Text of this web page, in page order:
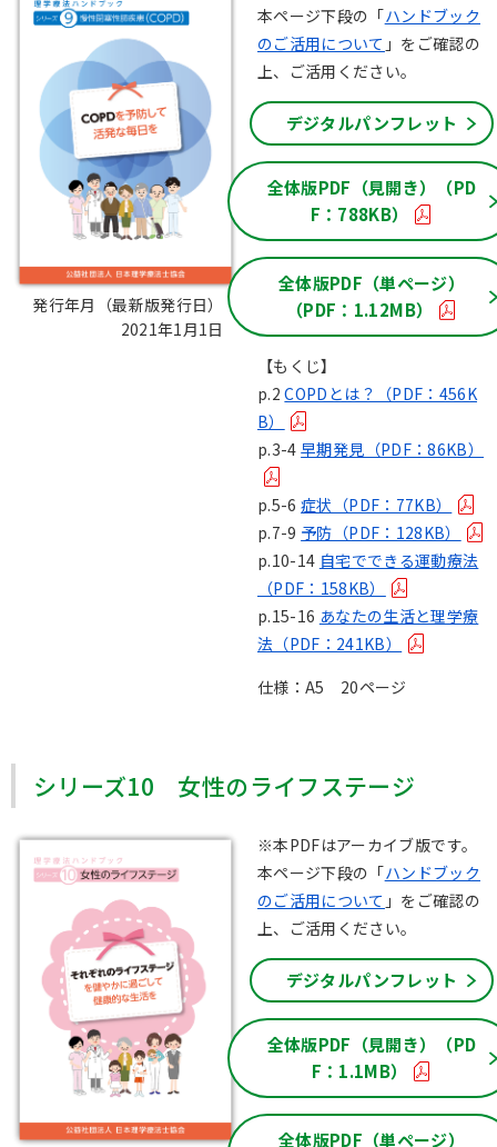
発行年月（最新版発行日）：
2021年1月1日
本ページ下段の「ハンドブック
のご活用について 」をご確認の
上、ご活用ください。
デジタルパンフレット
全体版PDF（見開き）（PD
F：788KB）
全体版PDF（単ページ）
（PDF：1.12MB）
【もくじ】
p.2COPDとは？（PDF：456K
B）
p.3-4早期発見（PDF：86KB）
p.5-6症状（PDF：77KB）
p.7-9 予防（PDF：128KB）
p.10-14 自宅でできる運動療法
（PDF：158KB）
p.15-16 あなたの生活と理学療
法（PDF：241KB）
仕様：A5 20ページ
シリーズ10 女性のライフステージ
※本PDFはアーカイブ版です。
本ページ下段の「ハンドブック
のご活用について 」をご確認の
上、ご活用ください。
デジタルパンフレット
全体版PDF（見開き）（PD
F：1.1MB）
全体版PDF（単ページ）